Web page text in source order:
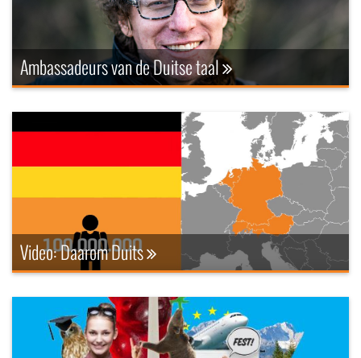
Ambassadeurs van de Duitse taal
Video: Daarom Duits